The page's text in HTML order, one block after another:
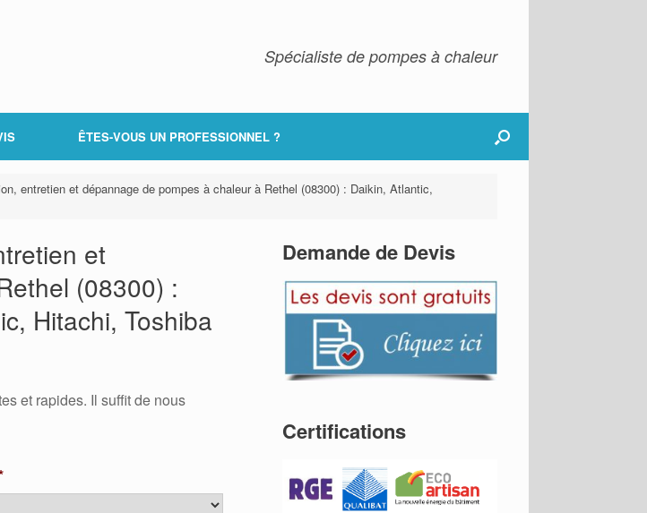
Spécialiste de pompes à chaleur
ÊTES-VOUS UN PROFESSIONNEL ?
entretien et dépannage de pompes à chaleur à Rethel (08300) : Daikin, Atlantic,
et
(08300) :
Hitachi, Toshiba
et rapides. Il suffit de nous
Demande de Devis
Certifications